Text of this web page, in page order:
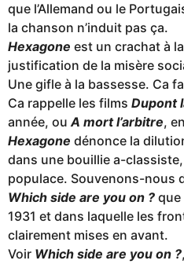
que l’Allemand ou le
la chanson n’induit pas ça.
Hexagone est un crachat à
justification de la misère
Une gifle à la bassesse. Ca
Ca rappelle les films Dupont
année, ouA mort l’arbitre,
Hexagone dénonce la
dans une bouillie a-
populace. Souvenons-nous
Which side are you on ? que
1931 et dans laquelle les
clairement mises en avant.
Voir Which side are you on ?